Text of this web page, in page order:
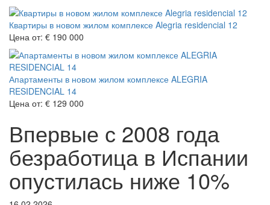
Квартиры в новом жилом комплексе Alegria residencial 12
Цена от: € 190 000
Апартаменты в новом жилом комплексе ALEGRIA
RESIDENCIAL 14
Цена от: € 129 000
Впервые с 2008 года
безработица в Испании
опустилась ниже 10%